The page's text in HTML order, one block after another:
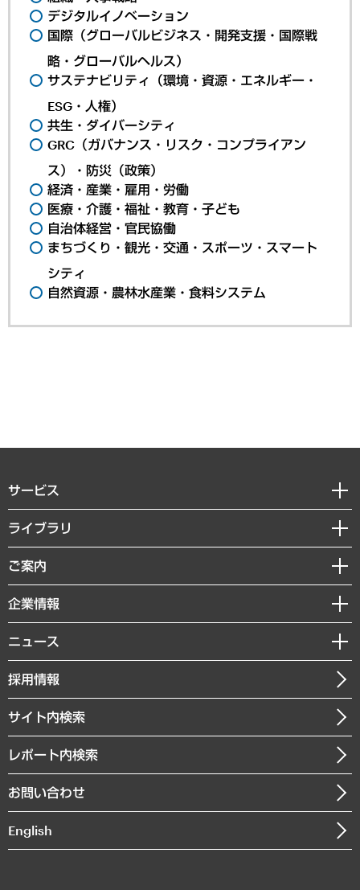
デジタルイノベーション
国際（グローバルビジネス・開発支援・国際戦
略・グローバルヘルス）
サステナビリティ（環境・資源・エネルギー・
ESG・人権）
共生・ダイバーシティ
GRC（ガバナンス・リスク・コンプライアン
ス）・防災（政策）
経済・産業・雇用・労働
医療・介護・福祉・教育・子ども
自治体経営・官民協働
まちづくり・観光・交通・スポーツ・スマート
シティ
自然資源・農林水産業・食料システム
サービス
経営戦略
組織・人事戦略
デジタルイノベーション
共生・ダイバーシティ
GRC（ガバナンス・リスク・コンプライアンス）・防災（政策）
経済・産業・雇用・労働
まちづくり・観光・交通・スポーツ・スマートシティ
自然資源・農林水産業・食料システム
ライブラリ
経済調査
レポート
コラム
経営用語集
受託・受注実績（官公庁関連）
メディア掲載・出演
ご案内
セミナー・イベント情報
MUFGビジネスセミナー
受託案件情報
企業情報
私たちの想い
社長メッセージ
会社概要
沿革
組織図・本部部室紹介
インドネシア現地法人
個人情報保護方針
ニュース
ニュースリリース
お知らせ
採用情報
サイト内検索
レポート内検索
お問い合わせ
English